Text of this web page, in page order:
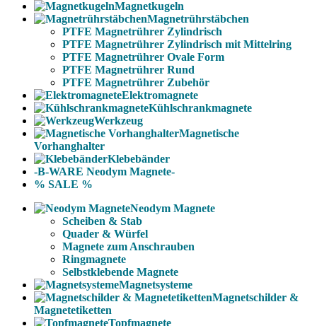
Magnetkugeln
Magnetrührstäbchen
PTFE Magnetrührer Zylindrisch
PTFE Magnetrührer Zylindrisch mit Mittelring
PTFE Magnetrührer Ovale Form
PTFE Magnetrührer Rund
PTFE Magnetrührer Zubehör
Elektromagnete
Kühlschrankmagnete
Werkzeug
Magnetische
Vorhanghalter
Klebebänder
-B-WARE Neodym Magnete-
% SALE %
Neodym Magnete
Scheiben & Stab
Quader & Würfel
Magnete zum Anschrauben
Ringmagnete
Selbstklebende Magnete
Magnetsysteme
Magnetschilder &
Magnetetiketten
Topfmagnete